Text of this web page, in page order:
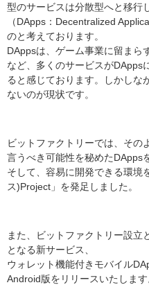
型のサービスは分散型へと移行
（DApps：Decentralized
のと考えております。
DAppsは、ゲーム事業に留まら
など、多くのサービスがDApps
ると感じております。しかしな
ないのが現状です。
ビットファクトリーでは、その
言うべき可能性を秘めたDApps
そして、容易に開発できる環境
ス)Project」を発足しました。
また、ビットファクトリー設
となる新サービス、
ウォレット機能付きモバイル
Android版をリリースいたします